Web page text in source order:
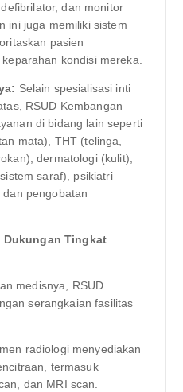
dan monitor
ini juga memiliki sistem
pasien
kondisi mereka.
Selain spesialisasi inti
RSUD Kembangan
di bidang lain seperti
mata), THT (telinga,
dermatologi (kulit),
saraf), psikiatri
pengobatan
Dukungan Tingkat
medisnya, RSUD
serangkaian fasilitas
radiologi menyediakan
termasuk
dan MRI scan.